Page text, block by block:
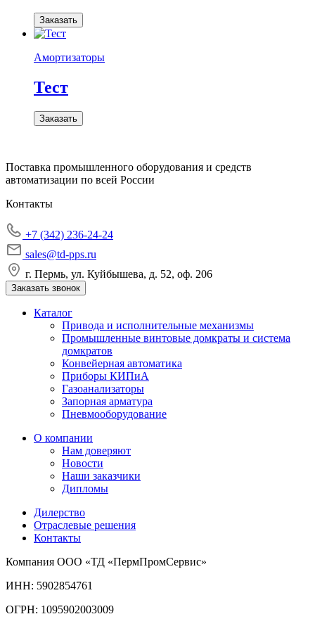
Заказать
Амортизаторы
Тест
Заказать
Поставка промышленного оборудования и средств
автоматизации по всей России
Контакты
+7 (342) 236-24-24
sales@td-pps.ru
г. Пермь, ул. Куйбышева, д. 52, оф. 206
Заказать звонок
Каталог
Привода и исполнительные механизмы
Промышленные винтовые домкраты и система
домкратов
Конвейерная автоматика
Приборы КИПиА
Газоанализаторы
Запорная арматура
Пневмооборудование
О компании
Нам доверяют
Новости
Наши заказчики
Дипломы
Дилерство
Отраслевые решения
Контакты
Компания ООО «ТД «ПермПромСервис»
ИНН: 5902854761
ОГРН: 1095902003009